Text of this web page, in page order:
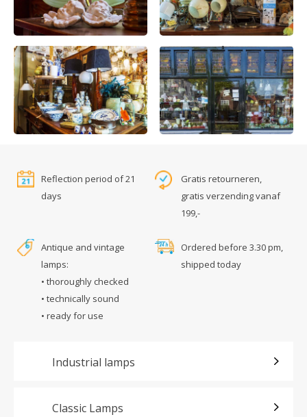
Reflection period of 21
days
Gratis retourneren,
gratis verzending vanaf
199,-
Antique and vintage
lamps:
• thoroughly checked
• technically sound
• ready for use
Ordered before 3.30 pm,
shipped today
Industrial lamps
Classic Lamps